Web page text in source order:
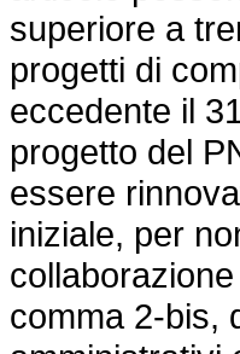
superiore a
progetti di
eccedente il
progetto del
essere
iniziale, per
comma 2-bis,